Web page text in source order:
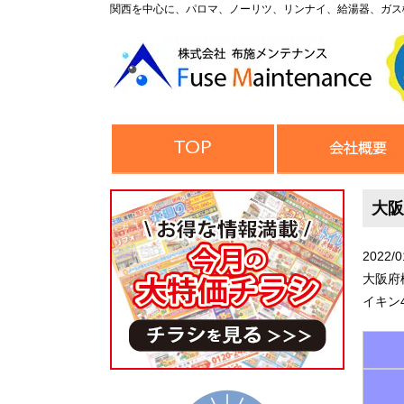
関西を中心に、パロマ、ノーリツ、リンナイ、給湯器、ガ
大
2022/
大阪
イキ